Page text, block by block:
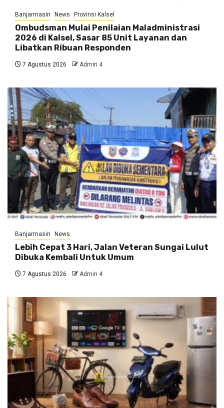
Banjarmasin News Provinsi Kalsel
Ombudsman Mulai Penilaian Maladministrasi
2026 di Kalsel, Sasar 85 Unit Layanan dan
Libatkan Ribuan Responden
7 Agustus 2026 Admin 4
Banjarmasin News
Lebih Cepat 3 Hari, Jalan Veteran Sungai Lulut
Dibuka Kembali Untuk Umum
7 Agustus 2026 Admin 4